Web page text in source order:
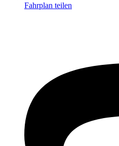
Fahrplan teilen